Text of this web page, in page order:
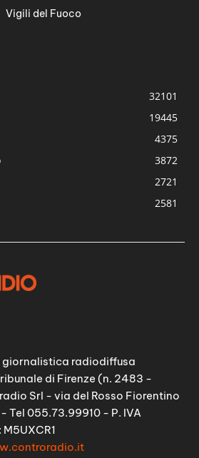
Vigili del Fuoco
32101
19445
4375
3872
2721
2581
radiodiffusa
di Firenze (n. 2483 -
Srl - via del Rosso Fiorentino
Tel 055.73.99910 - P. IVA